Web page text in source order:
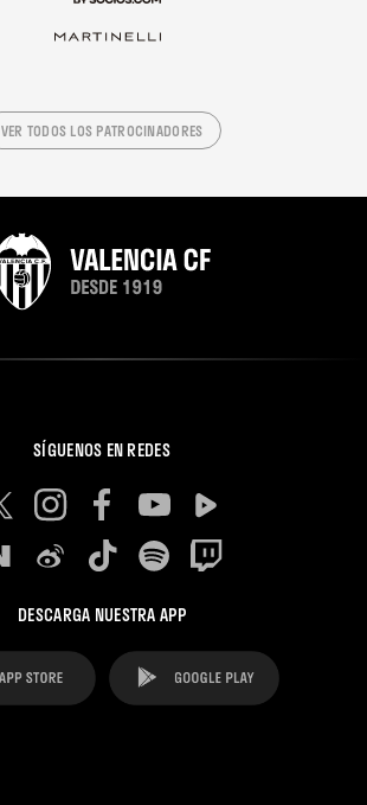
VER TODOS LOS PATROCINADORES
SÍGUENOS EN REDES
DESCARGA NUESTRA APP